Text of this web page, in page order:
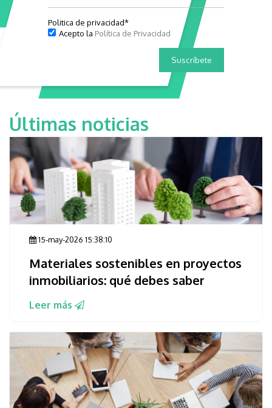
Politica de privacidad*
Acepto la Política de Privacidad
Últimas noticias
15-may-2026 15:38:10
Materiales sostenibles en proyectos
inmobiliarios: qué debes saber
Leer más